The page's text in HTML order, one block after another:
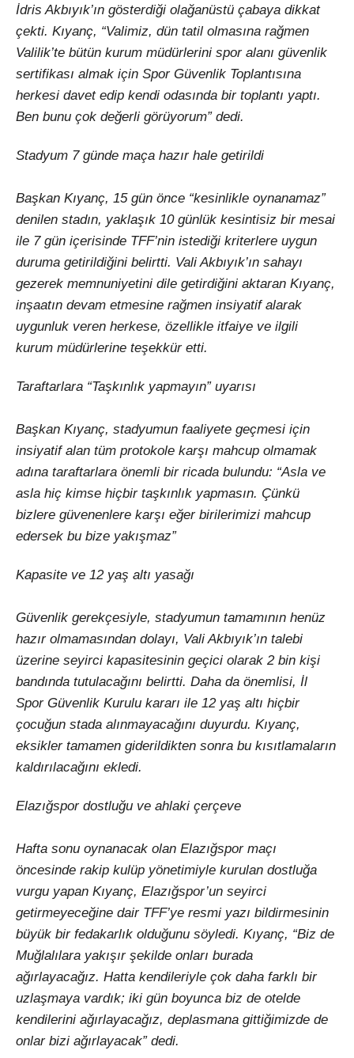
İdris Akbıyık’ın gösterdiği olağanüstü çabaya dikkat
çekti. Kıyanç, “Valimiz, dün tatil olmasına rağmen
Valilik’te bütün kurum müdürlerini spor alanı güvenlik
sertifikası almak için Spor Güvenlik Toplantısına
herkesi davet edip kendi odasında bir toplantı yaptı.
Ben bunu çok değerli görüyorum” dedi.
Stadyum 7 günde maça hazır hale getirildi
Başkan Kıyanç, 15 gün önce “kesinlikle oynanamaz”
denilen stadın, yaklaşık 10 günlük kesintisiz bir mesai
ile 7 gün içerisinde TFF’nin istediği kriterlere uygun
duruma getirildiğini belirtti. Vali Akbıyık’ın sahayı
gezerek memnuniyetini dile getirdiğini aktaran Kıyanç,
inşaatın devam etmesine rağmen insiyatif alarak
uygunluk veren herkese, özellikle itfaiye ve ilgili
kurum müdürlerine teşekkür etti.
Taraftarlara “Taşkınlık yapmayın” uyarısı
Başkan Kıyanç, stadyumun faaliyete geçmesi için
insiyatif alan tüm protokole karşı mahcup olmamak
adına taraftarlara önemli bir ricada bulundu: “Asla ve
asla hiç kimse hiçbir taşkınlık yapmasın. Çünkü
bizlere güvenenlere karşı eğer birilerimizi mahcup
edersek bu bize yakışmaz”
Kapasite ve 12 yaş altı yasağı
Güvenlik gerekçesiyle, stadyumun tamamının henüz
hazır olmamasından dolayı, Vali Akbıyık’ın talebi
üzerine seyirci kapasitesinin geçici olarak 2 bin kişi
bandında tutulacağını belirtti. Daha da önemlisi, İl
Spor Güvenlik Kurulu kararı ile 12 yaş altı hiçbir
çocuğun stada alınmayacağını duyurdu. Kıyanç,
eksikler tamamen giderildikten sonra bu kısıtlamaların
kaldırılacağını ekledi.
Elazığspor dostluğu ve ahlaki çerçeve
Hafta sonu oynanacak olan Elazığspor maçı
öncesinde rakip kulüp yönetimiyle kurulan dostluğa
vurgu yapan Kıyanç, Elazığspor’un seyirci
getirmeyeceğine dair TFF’ye resmi yazı bildirmesinin
büyük bir fedakarlık olduğunu söyledi. Kıyanç, “Biz de
Muğlalılara yakışır şekilde onları burada
ağırlayacağız. Hatta kendileriyle çok daha farklı bir
uzlaşmaya vardık; iki gün boyunca biz de otelde
kendilerini ağırlayacağız, deplasmana gittiğimizde de
onlar bizi ağırlayacak” dedi.